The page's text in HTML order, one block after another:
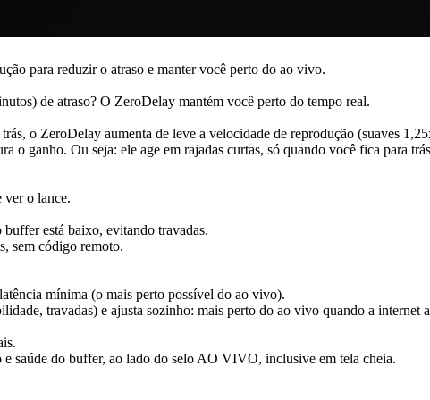
para reduzir o atraso e manter você perto do ao vivo.
de atraso? O ZeroDelay mantém você perto do tempo real.
o ZeroDelay aumenta de leve a velocidade de reprodução (suaves
o ganho. Ou seja: ele age em rajadas curtas, só quando você fica para
ver o lance.
está baixo, evitando travadas.
sem código remoto.
mínima (o mais perto possível do ao vivo).
travadas) e ajusta sozinho: mais perto do ao vivo quando a internet
saúde do buffer, ao lado do selo AO VIVO, inclusive em tela cheia.